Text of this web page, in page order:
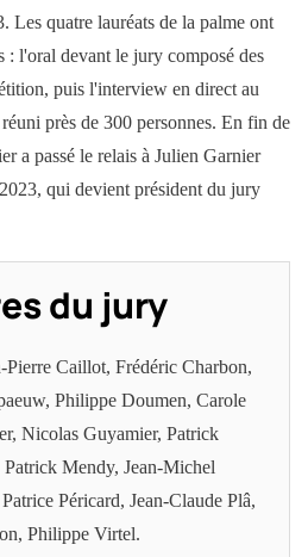
Les quatre lauréats de la palme ont
: l'oral devant le jury composé des
puis l'interview en direct au
près de 300 personnes. En fin de
a passé le relais à Julien Garnier
qui devient président du jury
du jury
Pierre Caillot, Frédéric Charbon,
Philippe Doumen, Carole
Nicolas Guyamier, Patrick
Mendy, Jean-Michel
Péricard, Jean-Claude Plâ,
Philippe Virtel.